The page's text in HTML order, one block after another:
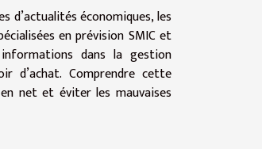
d’actualités économiques, les
en prévision SMIC et
dans la gestion
d’achat. Comprendre cette
net et éviter les mauvaises